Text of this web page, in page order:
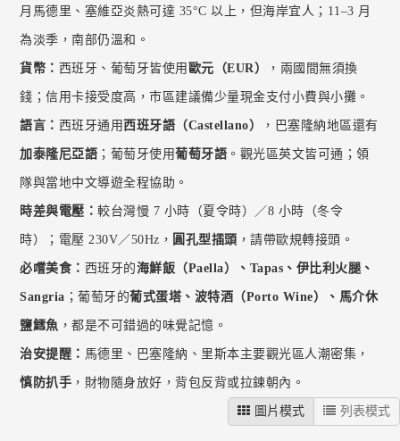
月馬德里、塞維亞炎熱可達 35°C 以上，但海岸宜人；11–3 月
為淡季，南部仍溫和。
貨幣： 西班牙、葡萄牙皆使用 歐元（EUR） ，兩國間無須換
錢；信用卡接受度高，市區建議備少量現金支付小費與小攤。
語言： 西班牙通用 西班牙語（Castellano） ，巴塞隆納地區還有
加泰隆尼亞語 ；葡萄牙使用葡萄牙語 。觀光區英文皆可通；領
隊與當地中文導遊全程協助。
時差與電壓：較台灣慢 7 小時（夏令時）／8 小時（冬令
時）；電壓 230V／50Hz， 圓孔型插頭 ，請帶歐規轉接頭。
必嚐美食： 西班牙的海鮮飯（Paella）、Tapas、伊比利火腿、
Sangria ；葡萄牙的葡式蛋塔、波特酒（Porto Wine）、馬介休
鹽鱈魚 ，都是不可錯過的味覺記憶。
治安提醒： 馬德里、巴塞隆納、里斯本主要觀光區人潮密集，
慎防扒手 ，財物隨身放好，背包反背或拉鍊朝內。
圖片模式 列表模式